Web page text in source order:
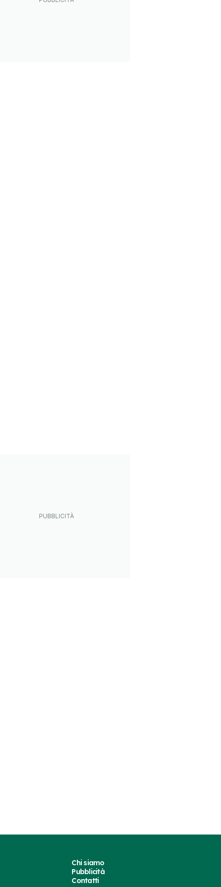
Chi siamo
Pubblicità
Contatti